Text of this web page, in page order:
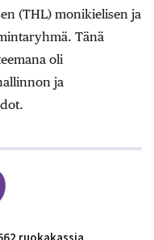
(THL) monikielisen ja
Tänä
oli
ja
ruokakassia,